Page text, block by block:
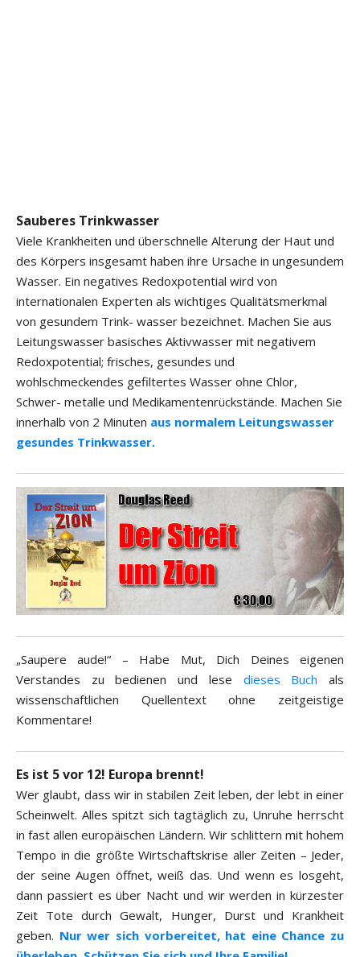
Sauberes Trinkwasser
Viele Krankheiten und überschnelle Alterung der Haut und
des Körpers insgesamt haben ihre Ursache in ungesundem
Wasser. Ein negatives Redoxpotential wird von
internationalen Experten als wichtiges Qualitätsmerkmal
von gesundem Trink- wasser bezeichnet. Machen Sie aus
Leitungswasser basisches Aktivwasser mit negativem
Redoxpotential; frisches, gesundes und
wohlschmeckendes gefiltertes Wasser ohne Chlor,
Schwer- metalle und Medikamentenrückstände. Machen Sie
innerhalb von 2 Minuten aus normalem Leitungswasser
gesundes Trinkwasser.
„Saupere aude!“ – Habe Mut, Dich Deines eigenen
Verstandes zu bedienen und lese dieses Buch als
wissenschaftlichen Quellentext ohne zeitgeistige
Kommentare!
Es ist 5 vor 12! Europa brennt!
Wer glaubt, dass wir in stabilen Zeit leben, der lebt in einer
Scheinwelt. Alles spitzt sich tagtäglich zu, Unruhe herrscht
in fast allen europäischen Ländern. Wir schlittern mit hohem
Tempo in die größte Wirtschaftskrise aller Zeiten – Jeder,
der seine Augen öffnet, weiß das. Und wenn es losgeht,
dann passiert es über Nacht und wir werden in kürzester
Zeit Tote durch Gewalt, Hunger, Durst und Krankheit
geben. Nur wer sich vorbereitet, hat eine Chance zu